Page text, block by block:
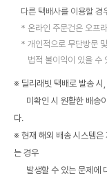
다른 택배사를 이용할 경
온라인 주문건은 오프
개인적으로 무단방문
법적 불이익이 있을 수
※ 딜리래빗 택배로 발송 시
미확인 시 원활한 배송이
다.
※ 현재 해외 배송 시스템은
는 경우
발생할 수 있는 문제에